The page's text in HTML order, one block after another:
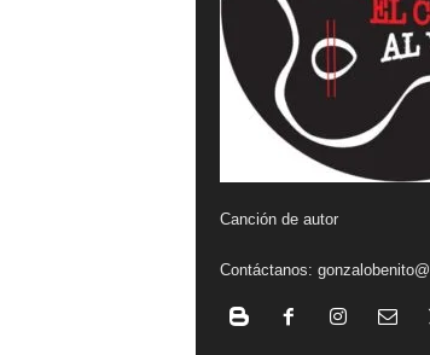
v
Canción de autor
Contáctanos: gonzalobenito@